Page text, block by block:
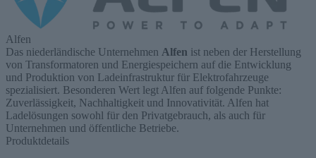
Alfen
Das niederländische Unternehmen Alfen ist neben der Herstellung
von Transformatoren und Energiespeichern auf die Entwicklung
und Produktion von Ladeinfrastruktur für Elektrofahrzeuge
spezialisiert. Besonderen Wert legt Alfen auf folgende Punkte:
Zuverlässigkeit, Nachhaltigkeit und Innovativität. Alfen hat
Ladelösungen sowohl für den Privatgebrauch, als auch für
Unternehmen und öffentliche Betriebe.
Produktdetails